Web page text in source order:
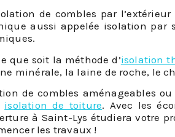
de combles par
aussi appelée isolation
que soit la méthode d’isolation
minérale, la laine de roche, le
de combles aménageables
isolation de toiture. Avec les
à Saint-Lys étudiera votre
les travaux !